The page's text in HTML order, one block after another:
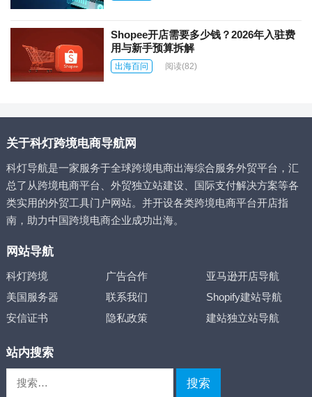
Shopee开店需要多少钱？2026年入驻费
用与新手预算拆解
出海百问 阅读(82)
关于科灯跨境电商导航网
科灯导航是一家服务于全球跨境电商出海综合服务外贸平台，汇
总了从跨境电商平台、外贸独立站建设、国际支付解决方案等各
类实用的外贸工具门户网站。并开设各类跨境电商平台开店指
南，助力中国跨境电商企业成功出海。
网站导航
科灯跨境 广告合作
亚马逊开店导航
美国服务器
联系我们
Shopify建站导航
安信证书
隐私政策 建站独立站导航
站内搜索